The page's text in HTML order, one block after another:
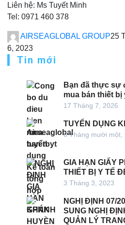
Liên hệ: Ms Tuyết Minh
Tel: 0971 460 378
AIRSEAGLOBAL GROUP25
6, 2023
Tin mới
Bạn đã thực sự
mua bán thiết bị
17 Tháng 7, 2026
TUYỂN DỤNG
6 Tháng mười một,
GIA HẠN GIẤY
THIẾT BỊ Y TẾ
3 Tháng 3, 2023
NGHỊ ĐỊNH 07/
SUNG NGHỊ
QUẢN LÝ